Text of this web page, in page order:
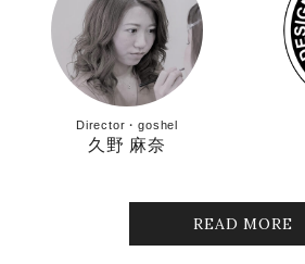
Director・goshel
久野 麻奈
READ MORE